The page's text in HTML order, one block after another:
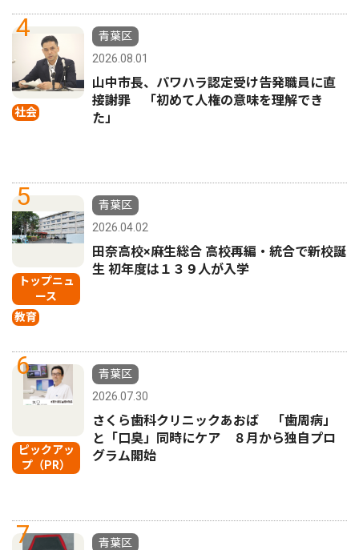
4
社会
青葉区
2026.08.01
山中市長、パワハラ認定受け告発職員に直
接謝罪 「初めて人権の意味を理解でき
た」
5
トップニュ
ース
教育
青葉区
2026.04.02
田奈高校×麻生総合 高校再編・統合で新校誕
生 初年度は１３９人が入学
6
ピックアッ
プ（PR）
青葉区
2026.07.30
さくら歯科クリニックあおば 「歯周病」
と「口臭」同時にケア ８月から独自プロ
グラム開始
7
青葉区